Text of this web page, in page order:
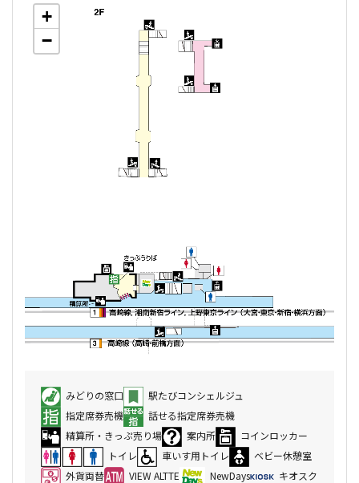
+
−
みどりの窓口
駅たびコンシェルジュ
指定席券売機
話せる指定席券売機
精算所・きっぷ売り場
案内所
コインロッカー
トイレ
車いす用トイレ
ベビー休憩室
外貨両替
VIEW ALTTE NewDays
キオスク